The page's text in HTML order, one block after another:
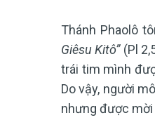
Thánh Phaolô
Giêsu Kitô”(Pl
trái tim mình
Do vậy, người
nhưng được mời